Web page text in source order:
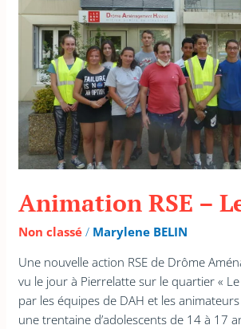
Animation RSE –
Non classé / Marylene BELIN
Une nouvelle action RSE de Drôme
vu le jour à Pierrelatte sur le quartier « Le
par les équipes de DAH et les
une trentaine d’adolescents de 14 à 17
Roc